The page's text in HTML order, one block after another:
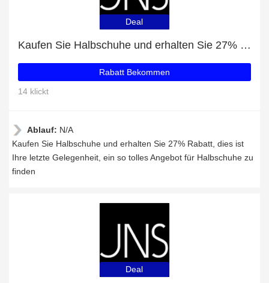
Deal
Kaufen Sie Halbschuhe und erhalten Sie 27% Rabatt
Rabatt Bekommen
14 klickt
Ablauf: N/A
Kaufen Sie Halbschuhe und erhalten Sie 27% Rabatt, dies ist
Ihre letzte Gelegenheit, ein so tolles Angebot für Halbschuhe zu
finden
Deal